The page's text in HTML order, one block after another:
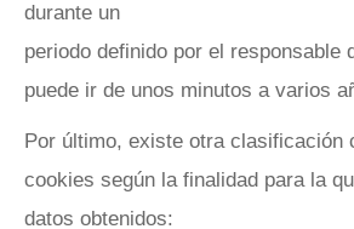
durante un
periodo definido por el responsable
puede ir de unos minutos a varios
Por último, existe otra clasificación
cookies según la finalidad para la
datos obtenidos: